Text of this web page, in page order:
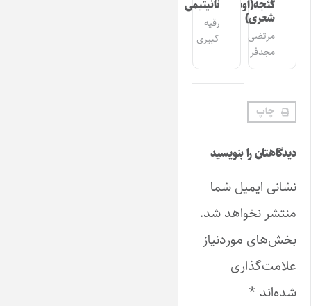
گئجه(اوشاق
شعری)
مرتضی
مجدفر
تانیتیمی
رقیه
کبیری
چاپ
دیدگاهتان را بنویسید
نشانی ایمیل شما
منتشر نخواهد شد.
بخش‌های موردنیاز
علامت‌گذاری
شده‌اند *